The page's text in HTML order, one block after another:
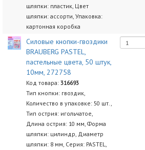
шляпки: пластик, Цвет
шляпки: ассорти, Упаковка:
картонная коробка
Силовые кнопки-гвоздики
BRAUBERG PASTEL,
пастельные цвета, 50 штук,
10мм, 272758
Код товара: 316693
Тип кнопки: гвоздик,
Количество в упаковке: 50 шт.,
Тип острия: игольчатое,
Длина острия: 10 мм, Форма
шляпки: цилиндр, Диаметр
шляпки: 8 мм, Серия: PASTEL,